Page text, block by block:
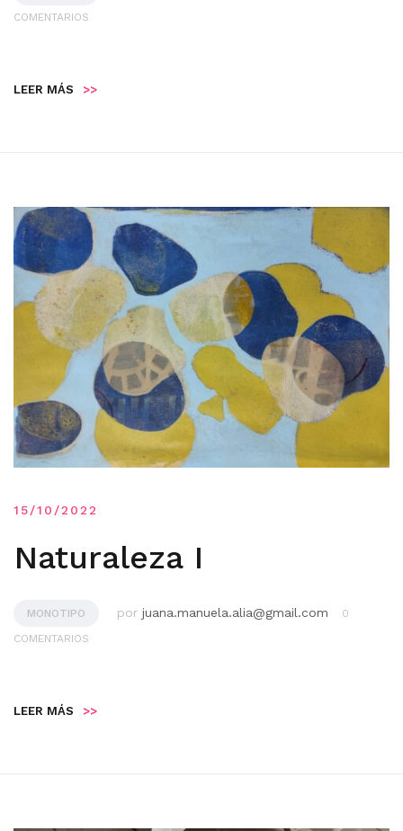
COMENTARIOS
LEER MÁS >>
15/10/2022
Naturaleza I
MONOTIPO por juana.manuela.alia@gmail.com
0
COMENTARIOS
LEER MÁS >>